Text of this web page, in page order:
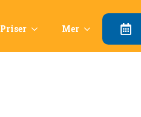
Priser Mer